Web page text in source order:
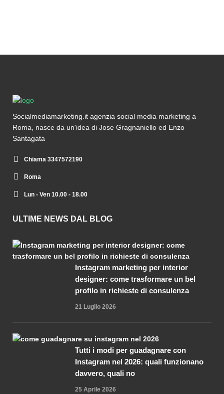
Socialmediamarketing.it agenzia social media marketing a
Roma, nasce da un'idea di Jose Gragnaniello ed Enzo
Santagata
Chiama 3347572190
Roma
Lun - Ven 10.00 - 18.00
ULTIME NEWS DAL BLOG
Instagram marketing per interior
designer: come trasformare un bel
profilo in richieste di consulenza
21 Luglio 2026
Tutti i modi per guadagnare con
Instagram nel 2026: quali funzionano
davvero, quali no
25 Aprile 2026